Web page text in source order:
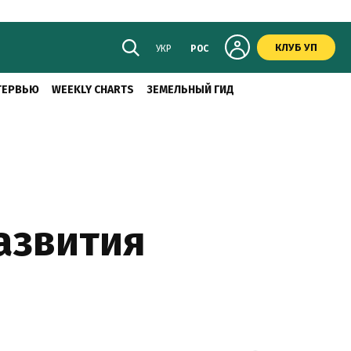
УКР РОС КЛУБ УП
WEEKLY CHARTS ЗЕМЕЛЬНЫЙ ГИД